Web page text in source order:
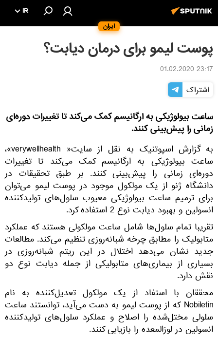
ایران
IR
پوست لیمو برای درمان دیابت؟
23:17 01.02.2020
اشتراک
ساعت بیولوژیکی به ارگانیسم‌ کمک می‌کند تا تغییرات دوره‌ای
زمانی را پیش‌بینی کنند.
به گزارش اسپوتنیک به نقل از سایت« verywellhealth»،
ساعت بیولوژیکی به ارگانیسم‌ کمک می‌کند تا تغییرات
دوره‌ای زمانی را پیش‌بینی کنند. بر طبق تحقیقات در
دانشگاه ژنو از یک مولکول موجود در پوست لیمو می‌توان
برای ترمیم ساعت بیولوژیکی معیوب سلول‌های تولیدکننده
انسولین و بهبود دیابت نوع 2 استفاده کرد.
تقریبا تمام سلول‌ها شامل ساعت مولکولی هستند که عملکرد
متابولیک را مطابق چرخه شبانه‌روزی تنظیم می‌کند. مطالعات
جدید نشان می‌دهد اختلال در این ریتم شبانه‌روزی در
بسیاری از بیماری‌های متابولیکی از جمله دیابت نوع دو
نقش دارد.
محققان با استفاد از یک مولکول تعدیل‌کننده به نام
Nobiletin که از پوست لیمو به دست می‌آید، توانستند ساعت
سلولی مختل‌شده را اصلاح و عملکرد سلول‌های تولیدکننده
انسولین در لوزالمعده را بازیابی کنند.